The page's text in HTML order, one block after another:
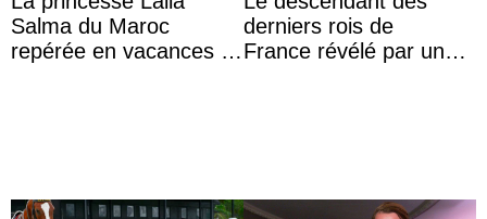
Salma du Maroc
repérée en vacances à
derniers rois de
France révélé par un